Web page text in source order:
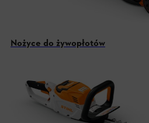
Nożyce do żywopłotów